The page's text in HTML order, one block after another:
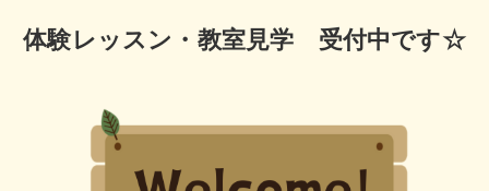
体験レッスン・教室見学 受付中です☆